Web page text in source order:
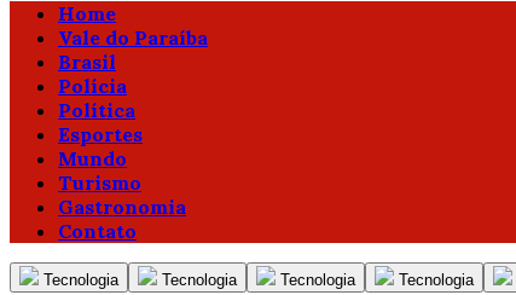
Home
Vale do Paraíba
Brasil
Polícia
Política
Esportes
Mundo
Turismo
Gastronomia
Contato
Tecnologia Tecnologia Tecnologia Tecnologia